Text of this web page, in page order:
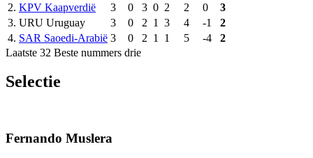
2. KPV Kaapverdië 3 0 3 0 2 2 0
3
3. URU Uruguay 3 0 2 1 3 4 -1
2
4. SAR Saoedi-Arabië 3 0 2 1 1 5 -4
2
Laatste 32 Beste nummers drie
Selectie
Fernando Muslera